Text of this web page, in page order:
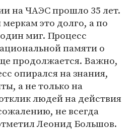
на ЧАЭС прошло 35 лет.
это долго, а по
миг. Процесс
памяти о
продолжается. Важно,
опирался на знания,
а не только на
людей на действия
не всегда
Леонид Большов.